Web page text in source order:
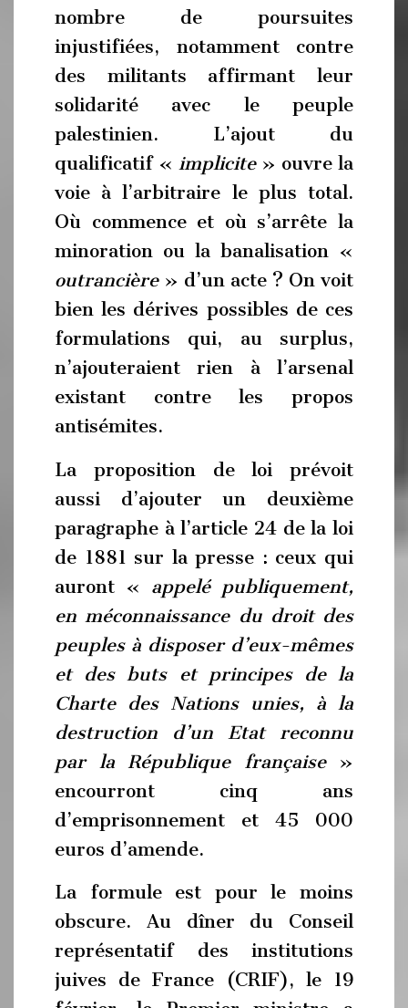
nombre de poursuites
injustifiées, notamment contre
des militants affirmant leur
solidarité avec le peuple
palestinien. L’ajout du
qualificatif « implicite» ouvre la
voie à l’arbitraire le plus total.
Où commence et où s’arrête la
minoration ou la banalisation «
outrancière» d’un acte ? On voit
bien les dérives possibles de ces
formulations qui, au surplus,
n’ajouteraient rien à l’arsenal
existant contre les propos
antisémites.
La proposition de loi prévoit
aussi d’ajouter un deuxième
paragraphe à l’article 24 de la loi
de 1881 sur la presse : ceux qui
auront « appelé publiquement,
en méconnaissance du droit des
peuples à disposer d’eux-mêmes
et des buts et principes de la
Charte des Nations unies, à la
destruction d’un Etat reconnu
par la République française»
encourront cinq ans
d’emprisonnement et 45 000
euros d’amende.
La formule est pour le moins
obscure. Au dîner du Conseil
représentatif des institutions
juives de France (CRIF), le 19